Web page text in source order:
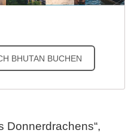
BHUTAN BUCHEN
Donnerdrachens“,